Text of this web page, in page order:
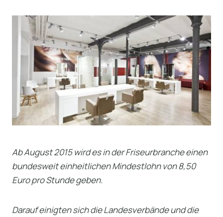
Ab August 2015 wird es inder Friseurbranche einen
bundesweit einheitlichen Mindestlohn von 8,50
Euro pro Stunde geben.
Darauf einigten sich die Landesverbände und die